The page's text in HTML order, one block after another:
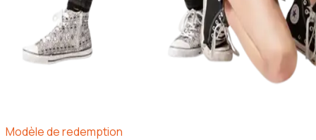
Modèle de redemption